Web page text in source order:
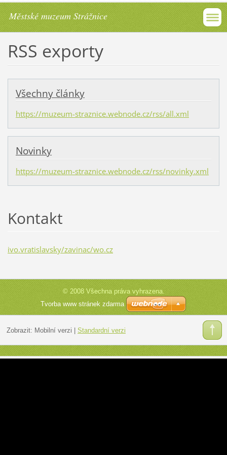
Městské muzeum Strážnice
RSS exporty
Všechny články
https://muzeum-straznice.webnode.cz/rss/all.xml
Novinky
https://muzeum-straznice.webnode.cz/rss/novinky.xml
Kontakt
ivo.vratislavsky/zavinac/wo.cz
© 2008 Všechna práva vyhrazena.
Tvorba www stránek zdarma
Zobrazit: Mobilní verzi Standardní verzi